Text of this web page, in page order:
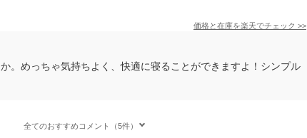
価格と在庫を楽天でチェック >>
。めっちゃ気持ちよく、快適に寝ることができますよ！シンプル
全てのおすすめコメント（5件）